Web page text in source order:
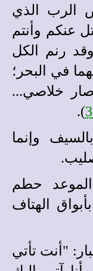
الرب الذي
عنكم وأنتم
رنم الكل
في البحر؛
خلاصي...
).
وإنما
حطم
الهتاف
"أنت تأتي